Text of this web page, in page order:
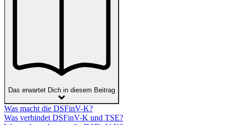
Das erwartet Dich in diesem Beitrag
Was macht die DSFinV-K?
Was verbindet DSFinV-K und TSE?